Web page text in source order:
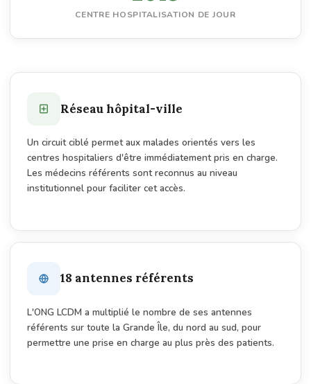
CENTRE HOSPITALISATION DE JOUR
Réseau hôpital-ville
Un circuit ciblé permet aux malades orientés vers les
centres hospitaliers d'être immédiatement pris en charge.
Les médecins référents sont reconnus au niveau
institutionnel pour faciliter cet accès.
18 antennes référents
L'ONG LCDM a multiplié le nombre de ses antennes
référents sur toute la Grande Île, du nord au sud, pour
permettre une prise en charge au plus près des patients.